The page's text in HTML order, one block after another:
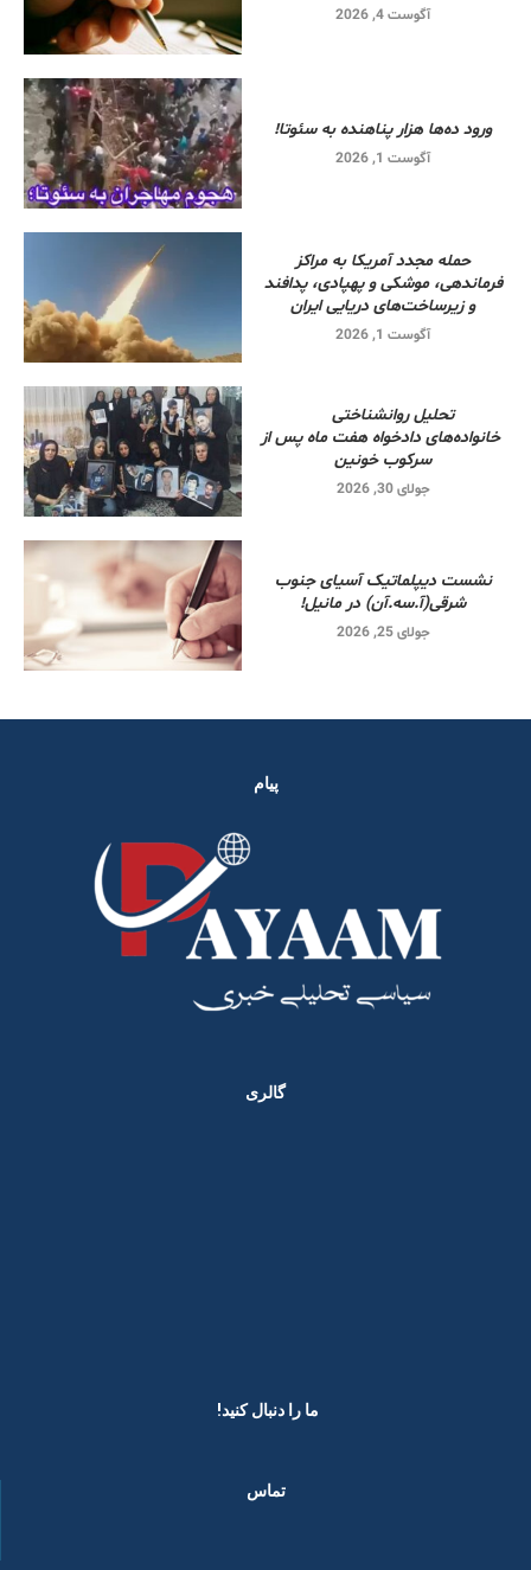
آگوست 4, 2026
ورود ده‌ها هزار پناهنده به سئوتا!
آگوست 1, 2026
حمله مجدد آمریکا به مراکز
فرماندهی، موشکی و پهپادی، پدافند
و زیرساخت‌های دریایی ایران
آگوست 1, 2026
تحلیل روانشناختی
خانواده‌های دادخواه هفت ماه پس از
سرکوب خونین
جولای 30, 2026
نشست دیپلماتیک آسیای جنوب
شرقی‌(آ.سه.آن) در مانیل!
جولای 25, 2026
پیام
گالری
ما را دنبال کنید! ​
تماس